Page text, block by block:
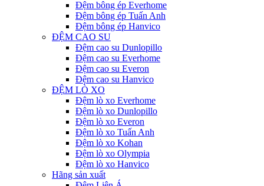
Đệm bông ép Everhome
Đệm bông ép Tuấn Anh
Đệm bông ép Hanvico
ĐỆM CAO SU
Đệm cao su Dunlopillo
Đệm cao su Everhome
Đệm cao su Everon
Đệm cao su Hanvico
ĐỆM LÒ XO
Đệm lò xo Everhome
Đệm lò xo Dunlopillo
Đệm lò xo Everon
Đệm lò xo Tuấn Anh
Đệm lò xo Kohan
Đệm lò xo Olympia
Đệm lò xo Hanvico
Hãng sản xuất